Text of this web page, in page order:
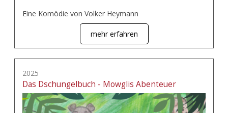
Eine Komödie von Volker Heymann
mehr erfahren
2025
Das Dschungelbuch - Mowglis Abenteuer